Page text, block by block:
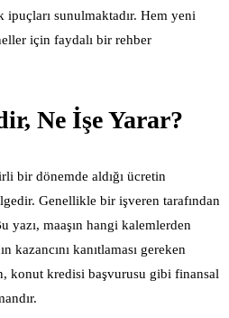
ipuçları sunulmaktadır. Hem yeni
için faydalı bir rehber
Ne İşe Yarar?
bir dönemde aldığı ücretin
Genellikle bir işveren tarafından
yazı, maaşın hangi kalemlerden
kazancını kanıtlaması gereken
konut kredisi başvurusu gibi finansal